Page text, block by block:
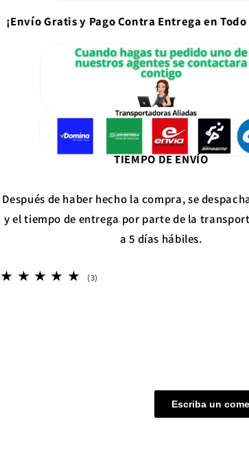
¡Envío Gratis y Pago Contra Entrega en
TIEMPO DE ENVÍO
Después de haber hecho la compra, se
y el tiempo de entrega por parte de la
a 5 días hábiles.
(3)
Escriba un